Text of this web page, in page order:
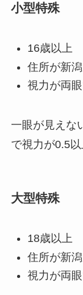
小型特殊
16歳以上
住所が新
視力が両
一眼が見えな
で視力が0.5以
大型特殊
18歳以上
住所が新
視力が両